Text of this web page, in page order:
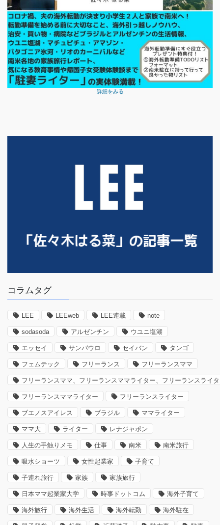
詳細をみる
コラムタグ
LEE LEEweb LEE連載 note
sodasoda アルゼンチン ウユニ塩湖
エッセイ サンパウロ セイバン タンゴ
フェムテック フリーランス フリーランスママ
フリーランスママ、フリーランスママライター、フリーランスライ
フリーランスママライター フリーランスライター
ブエノスアイレス ブラジル ママライター
ママ大 ライター レナジャポン
人生の手触りメモ 仕事 南米 南米旅行
吸水ショーツ 女性起業家 子育て
子連れ旅行 家族 家族旅行
日本ママ起業家大学 時事ドットコム 海外子育て
海外旅行 海外生活 海外転勤 海外駐在